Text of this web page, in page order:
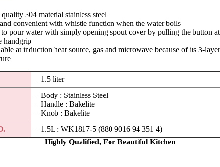
304 material stainless steel
convenient with whistle function when the water boils
to pour water with simply opening spout cover by pulling the button
handgrip
at induction heat source, gas and microwave because of its 3-
– 1.5 liter
– Body : Stainless Steel
– Handle : Bakelite
– Knob : Bakelite
– 1.5L : WK1817-5 (880 9016 94 351 4)
Highly Qualified, For Beautiful Kitchen